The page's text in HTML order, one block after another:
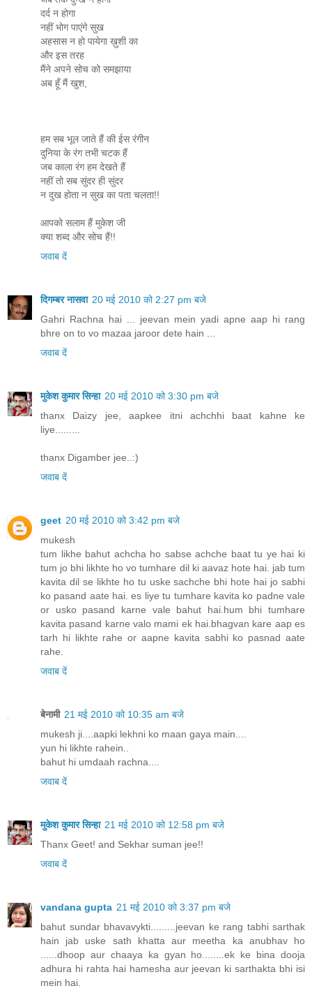
दर्द न होगा
नहीं भोग पाएंगे सुख
अहसास न हो पायेगा ख़ुशी का
और इस तरह
मैंने अपने सोच को समझाया
अब हूँ मैं खुश,
हम सब भूल जाते हैं की ईस रंगीन
दुनिया के रंग तभी चटक हैं
जब काला रंग हम देखते हैं
नहीं तो सब सुंदर ही सुंदर
न दुख होता न सुख का पता चलता!!
आपको सलाम हैं मुकेश जी
क्या शब्द और सोच हैं!!
जवाब दें
दिगम्बर नासवा 20 मई 2010 को 2:27 pm बजे
Gahri Rachna hai ... jeevan mein yadi apne aap hi rang
bhre on to vo mazaa jaroor dete hain ...
जवाब दें
मुकेश कुमार सिन्हा 20 मई 2010 को 3:30 pm बजे
thanx Daizy jee, aapkee itni achchhi baat kahne ke
liye.........
thanx Digamber jee..:)
जवाब दें
geet 20 मई 2010 को 3:42 pm बजे
mukesh
tum likhe bahut achcha ho sabse achche baat tu ye hai ki
tum jo bhi likhte ho vo tumhare dil ki aavaz hote hai. jab tum
kavita dil se likhte ho tu uske sachche bhi hote hai jo sabhi
ko pasand aate hai. es liye tu tumhare kavita ko padne vale
or usko pasand karne vale bahut hai.hum bhi tumhare
kavita pasand karne valo mami ek hai.bhagvan kare aap es
tarh hi likhte rahe or aapne kavita sabhi ko pasnad aate
rahe.
जवाब दें
बेनामी 21 मई 2010 को 10:35 am बजे
mukesh ji....aapki lekhni ko maan gaya main....
yun hi likhte rahein..
bahut hi umdaah rachna....
जवाब दें
मुकेश कुमार सिन्हा 21 मई 2010 को 12:58 pm बजे
Thanx Geet! and Sekhar suman jee!!
जवाब दें
vandana gupta 21 मई 2010 को 3:37 pm बजे
bahut sundar bhavavykti.........jeevan ke rang tabhi sarthak
hain jab uske sath khatta aur meetha ka anubhav ho
......dhoop aur chaaya ka gyan ho........ek ke bina dooja
adhura hi rahta hai hamesha aur jeevan ki sarthakta bhi isi
mein hai.